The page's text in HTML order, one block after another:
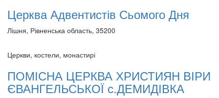
Церква Адвентистів Сьомого Дня
Лішня, Рівненська область, 35200
Церкви, костели, монастирі
ПОМІСНА ЦЕРКВА ХРИСТИЯН ВІРИ
ЄВАНГЕЛЬСЬКОЇ с.ДЕМИДІВКА